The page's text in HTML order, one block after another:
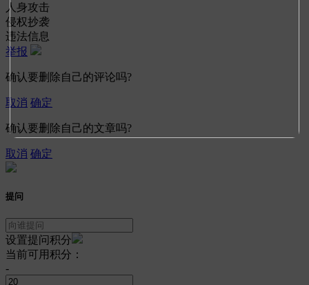
人身攻击
侵权抄袭
违法信息
举报
确认要删除自己的评论吗?
取消 确定
确认要删除自己的文章吗?
取消 确定
提问
设置提问积分
当前可用积分：
-